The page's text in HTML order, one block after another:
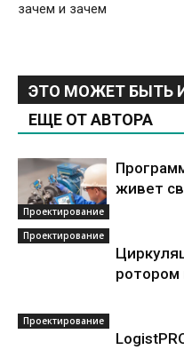
зачем и зачем
ЭТО МОЖЕТ БЫТЬ
ЕЩЕ ОТ АВТОРА
Проектирование
живет
Проектирование
ротором
Проектирование